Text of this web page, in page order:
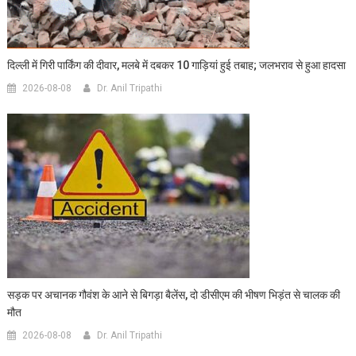
दिल्ली में गिरी पार्किंग की दीवार, मलबे में दबकर 10 गाड़ियां हुई तबाह; जलभराव से हुआ हादसा
2026-08-08 Dr. Anil Tripathi
सड़क पर अचानक गौवंश के आने से बिगड़ा बैलेंस, दो डीसीएम की भीषण भिड़ंत से चालक की
मौत
2026-08-08 Dr. Anil Tripathi